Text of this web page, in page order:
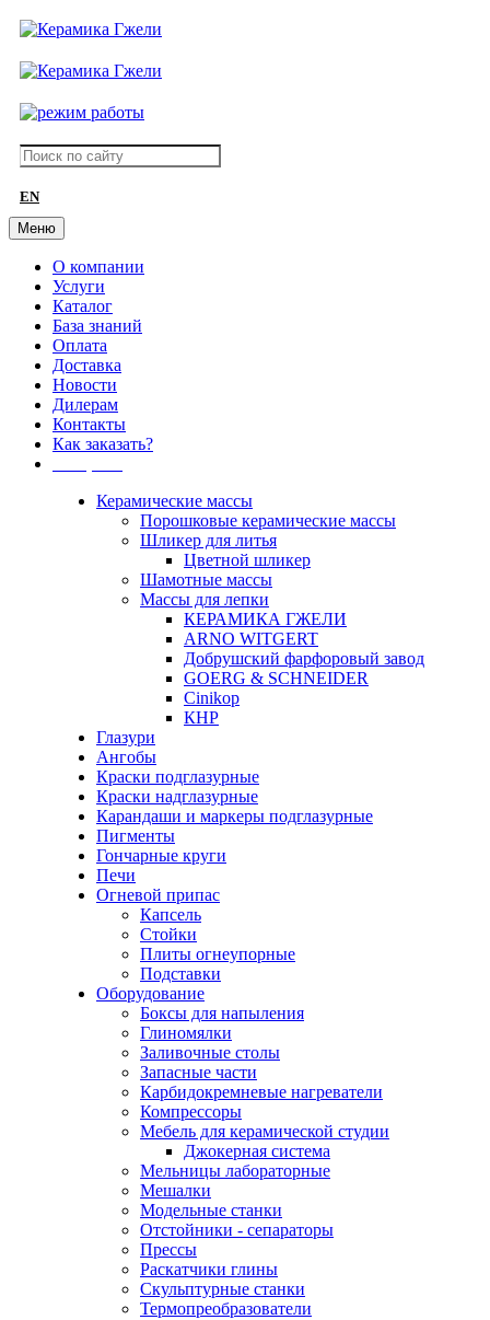
EN
Меню
О компании
Услуги
Каталог
База знаний
Оплата
Доставка
Новости
Дилерам
Контакты
Как заказать?
Керамические массы
Порошковые керамические массы
Шликер для литья
Цветной шликер
Шамотные массы
Массы для лепки
КЕРАМИКА ГЖЕЛИ
ARNO WITGERT
Добрушский фарфоровый завод
GOERG & SCHNEIDER
Cinikop
КНР
Глазури
Ангобы
Краски подглазурные
Краски надглазурные
Карандаши и маркеры подглазурные
Пигменты
Гончарные круги
Печи
Огневой припас
Капсель
Стойки
Плиты огнеупорные
Подставки
Оборудование
Боксы для напыления
Глиномялки
Заливочные столы
Запасные части
Карбидокремневые нагреватели
Компрессоры
Мебель для керамической студии
Джокерная система
Мельницы лабораторные
Мешалки
Модельные станки
Отстойники - сепараторы
Прессы
Раскатчики глины
Скульптурные станки
Термопреобразователи